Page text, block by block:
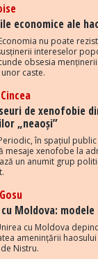
economice ale
nu poate
intereselor
obsesia
caste.
Cincea
de xenofobie
„neaoși”
în spațiul
mesaje xenofobe la
un anumit grup
Gosu
cu Moldova:
cu Moldova
amenințării
Nistru.